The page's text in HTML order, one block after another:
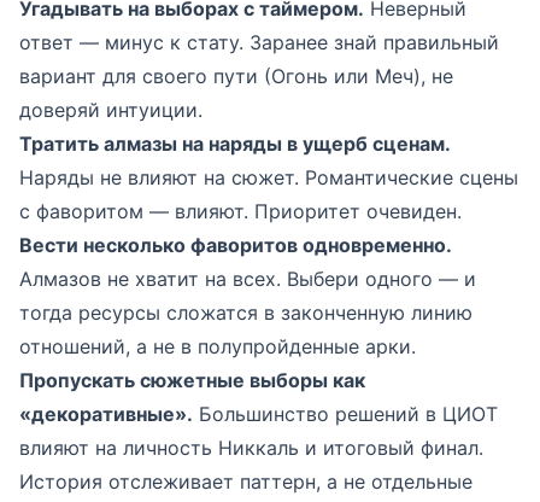
Угадывать на выборах с таймером. Неверный
ответ — минус к стату. Заранее знай правильный
вариант для своего пути (Огонь или Меч), не
доверяй интуиции.
Тратить алмазы на наряды в ущерб сценам.
Наряды не влияют на сюжет. Романтические сцены
с фаворитом — влияют. Приоритет очевиден.
Вести несколько фаворитов одновременно.
Алмазов не хватит на всех. Выбери одного — и
тогда ресурсы сложатся в законченную линию
отношений, а не в полупройденные арки.
Пропускать сюжетные выборы как
«декоративные». Большинство решений в ЦИОТ
влияют на личность Никкаль и итоговый финал.
История отслеживает паттерн, а не отдельные